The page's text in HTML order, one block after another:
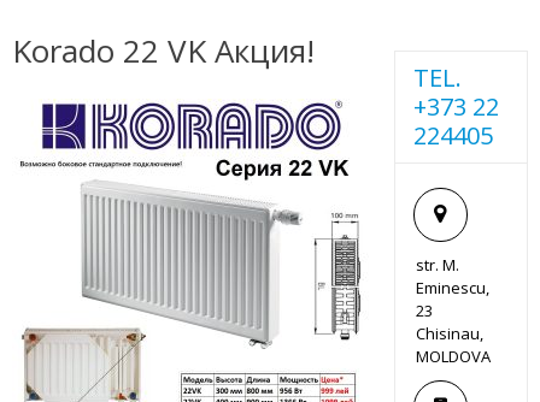
Korado 22 VK Акция!
TEL.
+373 22
224405
str. M.
Eminescu,
23
Chisinau,
MOLDOVA